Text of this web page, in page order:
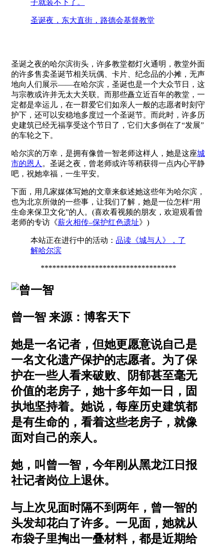
子就装不下了。
圣诞夜，东大直街，路德会基督教堂
圣诞之夜的哈尔滨街头，许多教堂都灯火通明，教堂外面
的许多售卖圣诞节相关玩偶、卡片、纪念品的小摊，无声
地向人们展示——在哈尔滨，圣诞也是一个大众节日，这
与宗教或许并无太大关联。而那些矗立近百年的教堂，一
定都是幸运儿，在一群爱它们如亲人一般的志愿者时刻守
护下，还可以安稳地多度过一个圣诞节。而此时，许多历
史建筑已经无福享受这个节日了，它们大多倒在了“发展”
的车轮之下。
哈尔滨的万幸，是拥有像曾一智老师这样人，她是这座城
市的恩人 。圣诞之夜，曾老师或许等稍获得一点内心平静
吧，祝她幸福，一生平安。
下面，用几家媒体写她的文章来叙述她这些年为哈尔滨，
也为北京所做的一些事，让我们了解，她是一位怎样“用
生命来保卫文化”的人。(喜欢看视频的朋友，欢迎观看曾
老师的专访《薪火相传–保护红色遗址》)
本站正在进行中的活动： 品读《城与人》，了
解哈尔滨
***********************************
曾一智 来源：博客天下
她是一名记者，但她更愿意说自己是
一名文化遗产保护的志愿者。为了保
护在一些人看来破败、阴郁甚至毫无
价值的老房子，她十多年如一日，固
执地坚持着。她说，每座历史建筑都
是有生命的，看着这些老房子，就像
面对自己的亲人。
她，叫曾一智，今年刚从黑龙江日报
社记者岗位上退休。
与上次见面时隔不到两年，曾一智的
头发却花白了许多。一见面，她就从
布袋子里掏出一叠材料，都是近期给